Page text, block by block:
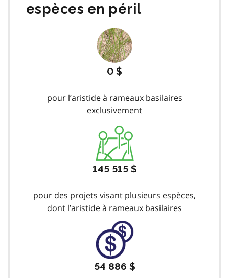
espèces en péril
0 $
pour l’aristide à rameaux basilaires
exclusivement
145 515 $
pour des projets visant plusieurs espèces,
dont l’aristide à rameaux basilaires
54 886 $